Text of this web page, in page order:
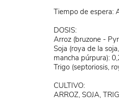
Tiempo de espera:
DOSIS:
Arroz (bruzone -
Soja (roya de la
mancha púrpura):
Trigo (septoriosis,
CULTIVO:
ARROZ, SOJA,